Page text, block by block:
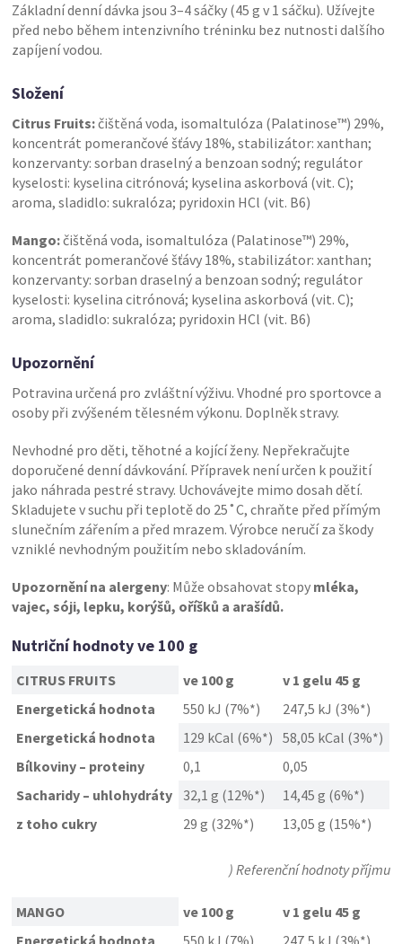
Základní denní dávka jsou 3–4 sáčky (45 g v 1 sáčku). Užívejte
před nebo během intenzivního tréninku bez nutnosti dalšího
zapíjení vodou.
Složení
Citrus Fruits:čištěná voda, isomaltulóza (Palatinose™) 29%,
koncentrát pomerančové šťávy 18%, stabilizátor: xanthan;
konzervanty: sorban draselný a benzoan sodný; regulátor
kyselosti: kyselina citrónová; kyselina askorbová (vit. C);
aroma, sladidlo: sukralóza; pyridoxin HCl (vit. B6)
Mango:čištěná voda, isomaltulóza (Palatinose™) 29%,
koncentrát pomerančové šťávy 18%, stabilizátor: xanthan;
konzervanty: sorban draselný a benzoan sodný; regulátor
kyselosti: kyselina citrónová; kyselina askorbová (vit. C);
aroma, sladidlo: sukralóza; pyridoxin HCl (vit. B6)
Upozornění
Potravina určená pro zvláštní výživu. Vhodné pro sportovce a
osoby při zvýšeném tělesném výkonu. Doplněk stravy.
Nevhodné pro děti, těhotné a kojící ženy. Nepřekračujte
doporučené denní dávkování. Přípravek není určen k použití
jako náhrada pestré stravy. Uchovávejte mimo dosah dětí.
Skladujete v suchu při teplotě do 25˚C, chraňte před přímým
slunečním zářením a před mrazem. Výrobce neručí za škody
vzniklé nevhodným použitím nebo skladováním.
Upozornění na alergeny: Může obsahovat stopy mléka,
vajec, sóji, lepku, korýšů, oříšků a arašídů.
Nutriční hodnoty ve 100 g
CITRUS FRUITS ve 100 g
v 1 gelu 45 g
Energetická hodnota
550 kJ (7%*)
247,5 kJ (3%*)
Energetická hodnota
129 kCal (6%*)
58,05 kCal (3%*)
Bílkoviny – proteiny
0,1
0,05
Sacharidy – uhlohydráty
32,1 g (12%*)
14,45 g (6%*)
z toho cukry
29 g (32%*) 13,05 g (15%*)
) Referenční hodnoty příjmu
MANGO ve 100 g
v 1 gelu 45 g
Energetická hodnota
550 kJ (7%) 247,5 kJ (3%*)